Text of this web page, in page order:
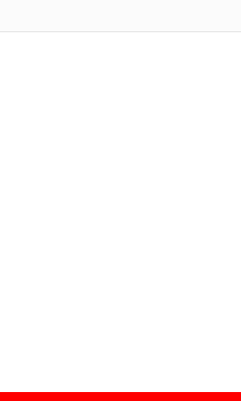
से आबान तक… जानिए कौन जिंदा, कौन जेल में और कौन